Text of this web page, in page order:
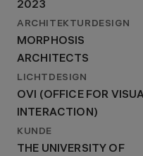
2023
ARCHITEKTURDESIGN
MORPHOSIS
ARCHITECTS
LICHTDESIGN
OVI (OFFICE FOR
INTERACTION)
KUNDE
THE UNIVERSITY OF